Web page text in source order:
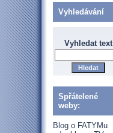
Vyhledávání
Vyhledat text
Spřátelené
weby:
Blog o FATYMu